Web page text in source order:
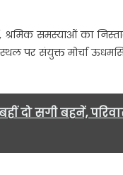
श्रमिक समस्याओं का
पर संयुक्त मोर्चा
दो सगी बहनें,